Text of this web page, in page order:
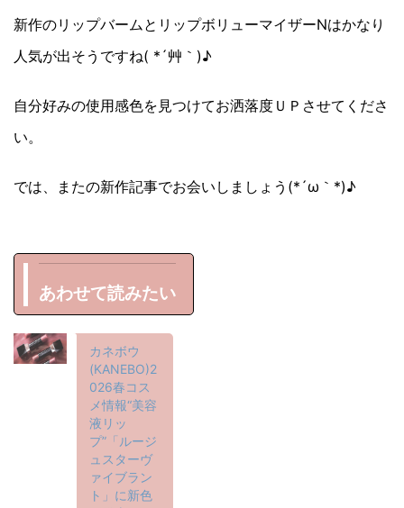
新作のリップバームとリップボリューマイザーNはかなり
人気が出そうですね( *´艸｀)♪
自分好みの使用感色を見つけてお洒落度ＵＰさせてくださ
い。
では、またの新作記事でお会いしましょう(*´ω｀*)♪
あわせて読みたい
カネボウ
(KANEBO)2
026春コス
メ情報“美容
液リッ
プ”「ルージ
ュスターヴ
ァイブラン
ト」に新色